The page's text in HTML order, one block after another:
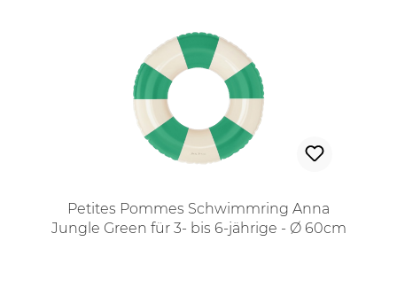
Petites Pommes Schwimmring Anna
Jungle Green für 3- bis 6-jährige - Ø 60cm